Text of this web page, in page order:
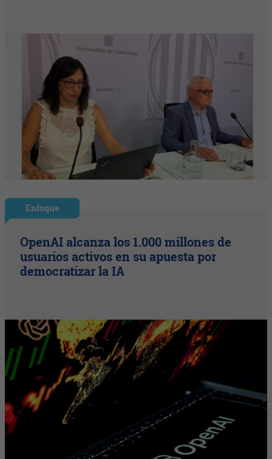
Enfoque
OpenAI alcanza los 1.000 millones de
usuarios activos en su apuesta por
democratizar la IA